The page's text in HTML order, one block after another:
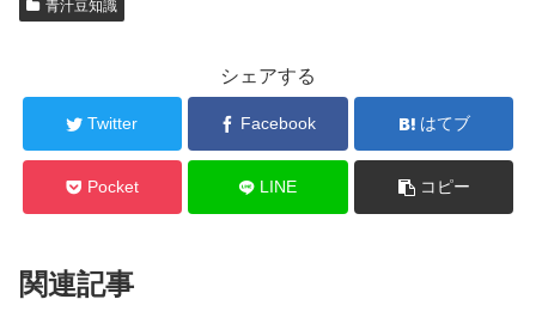
青汁豆知識
シェアする
Twitter Facebook はてブ
Pocket LINE コピー
関連記事